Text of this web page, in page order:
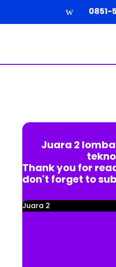
w 0851-
Juara 2
Thank you for
don't forget to
Juara 2